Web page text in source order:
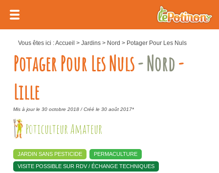
Vous êtes ici :Accueil > Jardins> Nord > Potager Pour Les Nuls
Potager Pour Les Nuls- Nord-
Lille
Mis à jour le 30 octobre 2018 /Créé le 30 août 2017*
Poticulteur Amateur
JARDIN SANS PESTICIDE PERMACULTURE
VISITE POSSIBLE SUR RDV / ÉCHANGE TECHNIQUES